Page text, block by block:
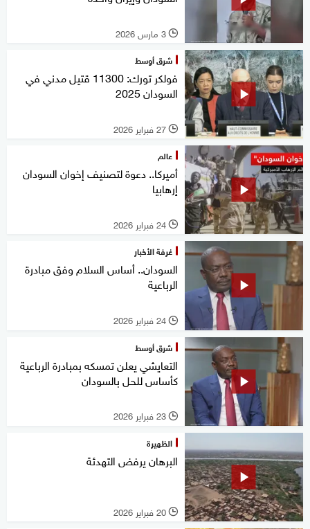
l 3 مارس 2026
شرق أوسط
فولكر تورك: 11300 قتيل مدني في
السودان 2025
l 27 فبراير 2026
عالم
أميركا.. دعوة لتصنيف إخوان السودان
إرهابيا
l 24 فبراير 2026
غرفة الأخبار
السودان.. أساس السلام وفق مبادرة
الرباعية
l 24 فبراير 2026
شرق أوسط
التعايشي يعلن تمسكه بمبادرة الرباعية
كأساس للحل بالسودان
l 23 فبراير 2026
الظهيرة
البرهان يرفض التهدئة
l 20 فبراير 2026